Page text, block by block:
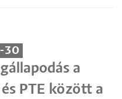
30
a
PTE között a